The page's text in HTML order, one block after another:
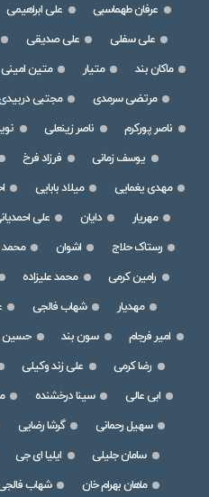
عرفان طهماسبی
علی ابراهیمی
علی سفلی
علی صدیقی
ماکان بند
متیار متین امینی
مرتضی سرمدی
مجتبی
ناصر پورکرم
ناصر زینعلی
یوسف زمانی
فرزاد فرخ
مهدی یغمایی
میلاد بابایی
مهریار
دایان علی
رستاک حلاج
اشوان محمد
رامین کرمی
محمد علیزاده
مهدیار
شهاب فالجی
امیر فرجام
سون بند حسین
رضا کرمی
علی زند وکیلی
ابی عالی
سینا درخشنده
سهیل رحمانی
گرشا رضایی
سامان جلیلی
ایلیا ای جی
ماهان بهرام خان
شهاب